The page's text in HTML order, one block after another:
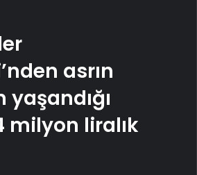
asrın
milyon liralık